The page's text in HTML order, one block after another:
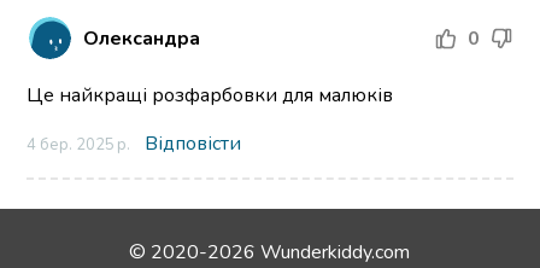
Олександра 0
Це найкращі розфарбовки для малюків
4 бер. 2025 р. Відповісти
© 2020-2026 Wunderkiddy.com